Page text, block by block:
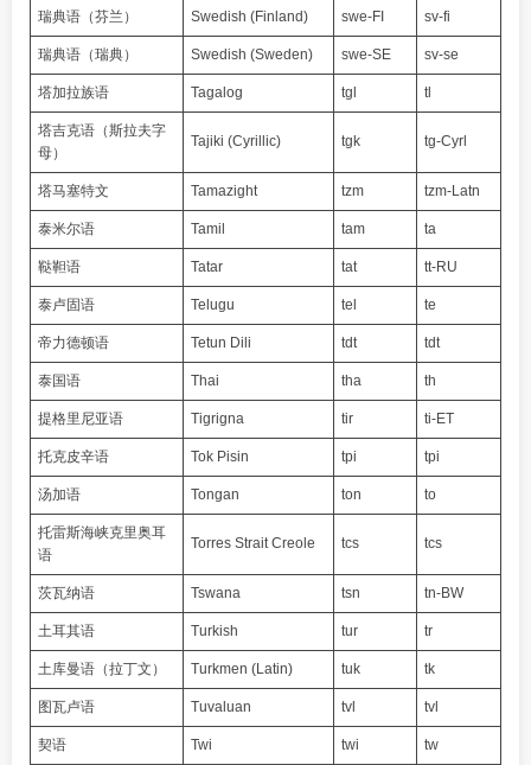
瑞典语（芬兰） Swedish (Finland) swe-FI sv-fi
瑞典语（瑞典） Swedish (Sweden) swe-SE sv-se
塔加拉族语 Tagalog tgl tl
塔吉克语（斯拉夫字
母）
Tajiki (Cyrillic) tgk tg-Cyrl
塔马塞特文 Tamazight tzm tzm-Latn
泰米尔语 Tamil tam ta
鞑靼语 Tatar tat tt-RU
泰卢固语 Telugu tel te
帝力德顿语 Tetun Dili tdt tdt
泰国语 Thai tha th
提格里尼亚语 Tigrigna tir ti-ET
托克皮辛语 Tok Pisin tpi tpi
汤加语 Tongan ton to
托雷斯海峡克里奥耳
语
Torres Strait Creole tcs tcs
茨瓦纳语 Tswana tsn tn-BW
土耳其语 Turkish tur tr
土库曼语（拉丁文） Turkmen (Latin) tuk tk
图瓦卢语 Tuvaluan tvl tvl
契语 Twi twi tw